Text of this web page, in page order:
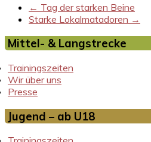
← Tag der starken Beine
Starke Lokalmatadoren →
Mittel- & Langstrecke
Trainingszeiten
Wir über uns
Presse
Jugend – ab U18